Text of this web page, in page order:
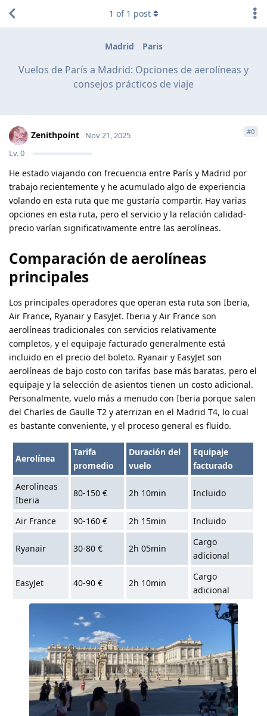
Madrid Paris
Vuelos de París a Madrid: Opciones de aerolíneas y
consejos prácticos de viaje
1 of 1 post
Zenithpoint
Lv.0
Nov 21, 2025 #0
He estado viajando con frecuencia entre París y Madrid por
trabajo recientemente y he acumulado algo de experiencia
volando en esta ruta que me gustaría compartir. Hay varias
opciones en esta ruta, pero el servicio y la relación calidad-
precio varían significativamente entre las aerolíneas.
Comparación de aerolíneas
principales
Los principales operadores que operan esta ruta son Iberia,
Air France, Ryanair y EasyJet. Iberia y Air France son
aerolíneas tradicionales con servicios relativamente
completos, y el equipaje facturado generalmente está
incluido en el precio del boleto. Ryanair y EasyJet son
aerolíneas de bajo costo con tarifas base más baratas, pero el
equipaje y la selección de asientos tienen un costo adicional.
Personalmente, vuelo más a menudo con Iberia porque salen
del Charles de Gaulle T2 y aterrizan en el Madrid T4, lo cual
es bastante conveniente, y el proceso general es fluido.
Aerolínea
Tarifa
promedio
Duración del
vuelo
Equipaje
facturado
Aerolíneas
Iberia
80-150 € 2h 10min Incluido
Air France 90-160 € 2h 15min Incluido
Ryanair 30-80 € 2h 05min
Cargo
adicional
EasyJet 40-90 € 2h 10min
Cargo
adicional